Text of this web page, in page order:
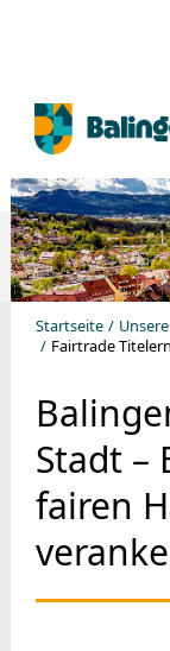
Startseite
Fairtrade
Stadt –
fairen